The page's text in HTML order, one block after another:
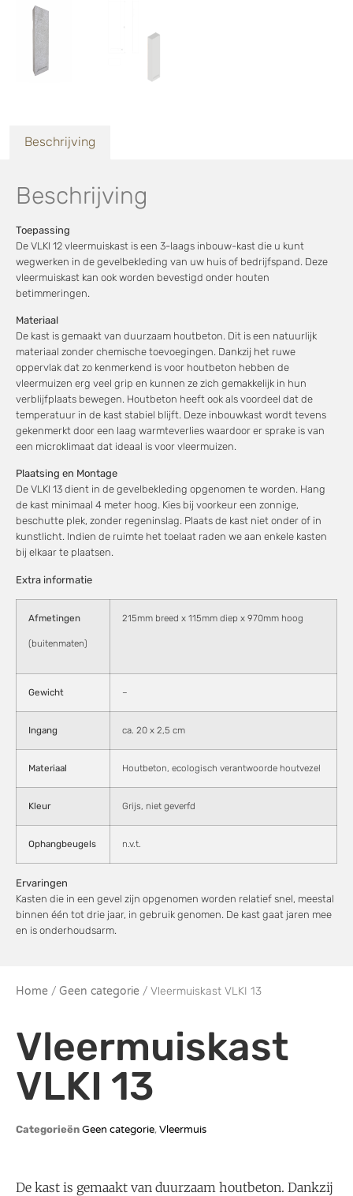
Beschrijving
Beschrijving
Toepassing
De VLKI 12 vleermuiskast is een 3-laags inbouw-kast die u kunt
wegwerken in de gevelbekleding van uw huis of bedrijfspand. Deze
vleermuiskast kan ook worden bevestigd onder houten
betimmeringen.
Materiaal
De kast is gemaakt van duurzaam houtbeton. Dit is een natuurlijk
materiaal zonder chemische toevoegingen. Dankzij het ruwe
oppervlak dat zo kenmerkend is voor houtbeton hebben de
vleermuizen erg veel grip en kunnen ze zich gemakkelijk in hun
verblijfplaats bewegen. Houtbeton heeft ook als voordeel dat de
temperatuur in de kast stabiel blijft. Deze inbouwkast wordt tevens
gekenmerkt door een laag warmteverlies waardoor er sprake is van
een microklimaat dat ideaal is voor vleermuizen.
Plaatsing en Montage
De VLKI 13 dient in de gevelbekleding opgenomen te worden. Hang
de kast minimaal 4 meter hoog. Kies bij voorkeur een zonnige,
beschutte plek, zonder regeninslag. Plaats de kast niet onder of in
kunstlicht. Indien de ruimte het toelaat raden we aan enkele kasten
bij elkaar te plaatsen.
Extra informatie
Afmetingen
(buitenmaten)
215mm breed x 115mm diep x 970mm hoog
Gewicht –
Ingang ca. 20 x 2,5 cm
Materiaal Houtbeton, ecologisch verantwoorde houtvezel
Kleur Grijs, niet geverfd
Ophangbeugels n.v.t.
Ervaringen
Kasten die in een gevel zijn opgenomen worden relatief snel, meestal
binnen één tot drie jaar, in gebruik genomen. De kast gaat jaren mee
en is onderhoudsarm.
Home / Geen categorie / Vleermuiskast VLKI 13
Vleermuiskast
VLKI 13
Categorieën Geen categorie, Vleermuis
De kast is gemaakt van duurzaam houtbeton. Dankzij